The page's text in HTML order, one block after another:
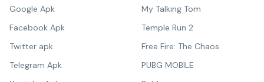
Google Apk
Facebook Apk
Twitter apk
Telegram Apk
My Talking Tom
Temple Run 2
Free Fire: The Chaos
PUBG MOBILE